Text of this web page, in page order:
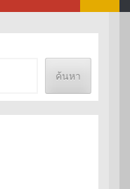
ค้นหา